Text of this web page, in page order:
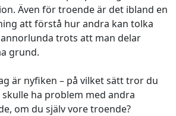
Även för troende är det ibland en
att förstå hur andra kan tolka
trots att man delar
grund.
är nyfiken – på vilket sätt tror du
ha problem med andra
om du själv vore troende?